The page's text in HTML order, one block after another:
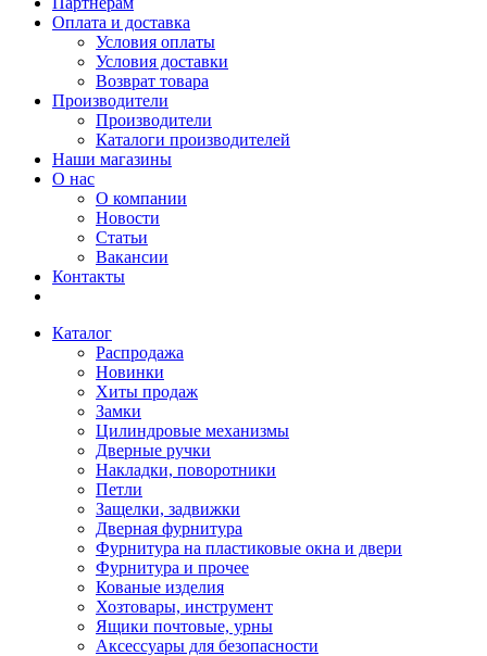
Оплата и доставка
Условия оплаты
Условия доставки
Возврат товара
Производители
Производители
Каталоги производителей
Наши магазины
О нас
О компании
Новости
Статьи
Вакансии
Контакты
Каталог
Распродажа
Новинки
Хиты продаж
Замки
Цилиндровые механизмы
Дверные ручки
Накладки, поворотники
Петли
Защелки, задвижки
Дверная фурнитура
Фурнитура на пластиковые окна и двери
Фурнитура и прочее
Кованые изделия
Хозтовары, инструмент
Ящики почтовые, урны
Аксессуары для безопасности